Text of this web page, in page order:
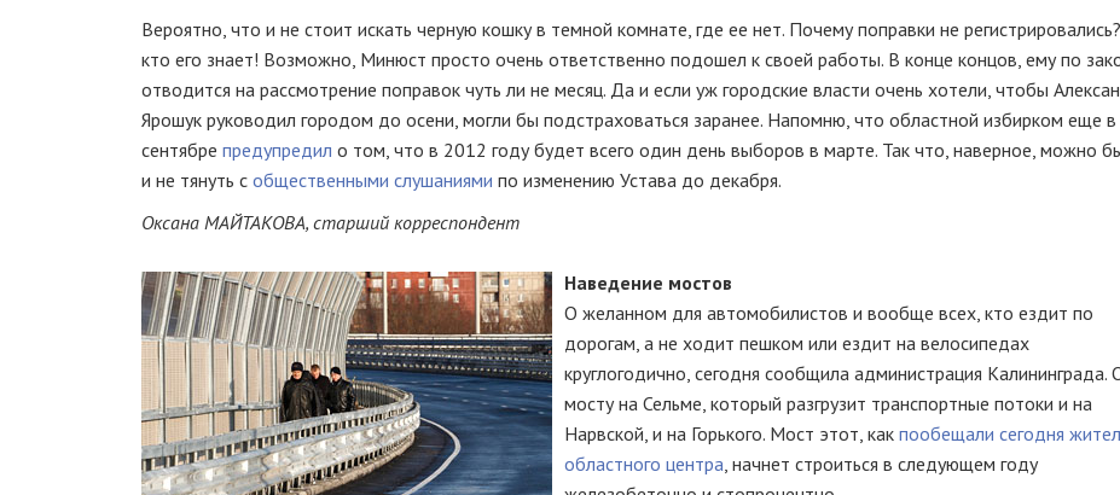
Вероятно, что и не стоит искать черную кошку в темной комнате, где ее нет. Почему поправки не
кто его знает! Возможно, Минюст просто очень ответственно подошел к своей работы. В конце концов, ему по
отводится на рассмотрение поправок чуть ли не месяц. Да и если уж городские власти очень хотели, чтобы
Ярошук руководил городом до осени, могли бы подстраховаться заранее. Напомню, что областной избирком еще в
сентябре предупредил о том, что в 2012 году будет всего один день выборов в марте. Так что, наверное, можно
и не тянуть с общественными слушаниями по изменению Устава до декабря.
Оксана МАЙТАКОВА, старший корреспондент
Наведение мостов
О желанном для автомобилистов и вообще всех, кто ездит по
дорогам, а не ходит пешком или ездит на велосипедах
круглогодично, сегодня сообщила администрация Калининграда.
мосту на Сельме, который разгрузит транспортные потоки и на
Нарвской, и на Горького. Мост этот, как пообещали сегодня
областного центра, начнет строиться в следующем году